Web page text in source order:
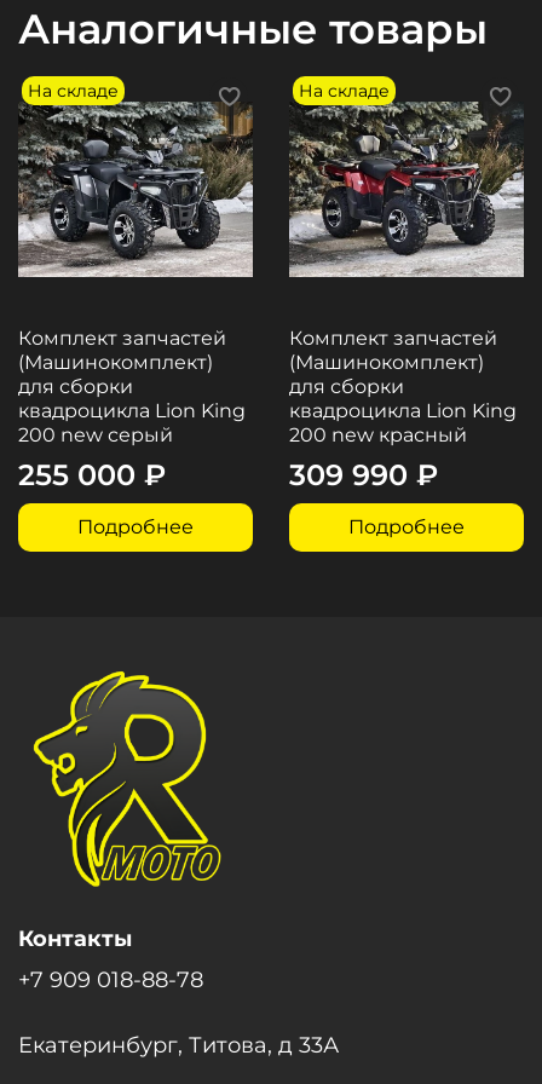
✅Шприцуемая подвеска
✅LED оптика
✅Подогрев рук
✅ Литые диски
Аналогичные товары
На складе
Комплект запчастей
(Машинокомплект)
для сборки
квадроцикла Lion King
200 new серый
255 000 ₽
Подробнее
На складе
Комплект запчастей
(Машинокомплект)
для сборки
квадроцикла Lion King
200 new красный
309 990 ₽
Подробнее
Контакты
+7 909 018-88-78
Екатеринбург, Титова, д 33А